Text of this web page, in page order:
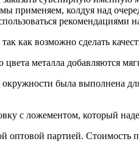
применяем, колдуя над
рекомендациями
как возможно сделать
металла добавляются
окружности была выполнена
с ложементом, который
партией. Стоимость